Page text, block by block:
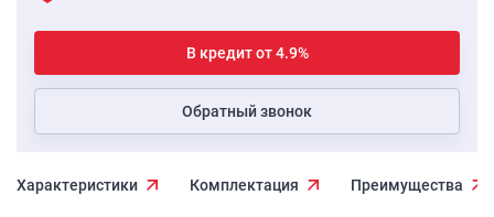
В кредит от 4.9%
Обратный звонок
Характеристики Комплектация Преимущества